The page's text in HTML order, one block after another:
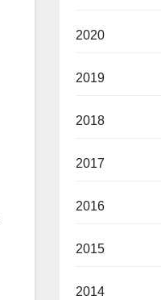
2020
2019
2018
2017
2016
2015
2014